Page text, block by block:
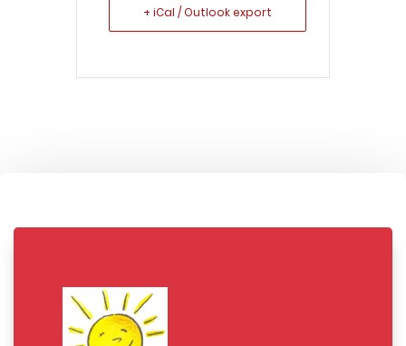
+ iCal / Outlook export